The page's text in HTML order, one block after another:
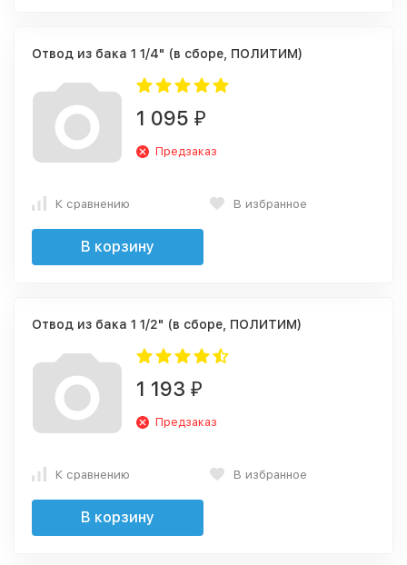
Отвод из бака 1 1/4" (в сборе, ПОЛИТИМ)
1 095 ₽
Предзаказ
К сравнению В избранное
В корзину
Отвод из бака 1 1/2" (в сборе, ПОЛИТИМ)
1 193 ₽
Предзаказ
К сравнению В избранное
В корзину